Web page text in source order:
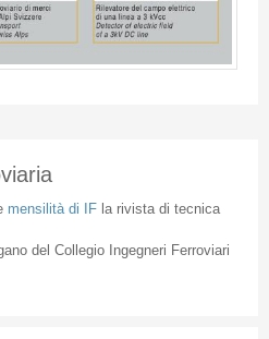
mensilità di IFla rivista di tecnica
del Collegio Ingegneri Ferroviari